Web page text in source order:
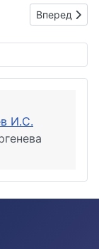
Тургенева
Следующий:
Вперед
И.С.